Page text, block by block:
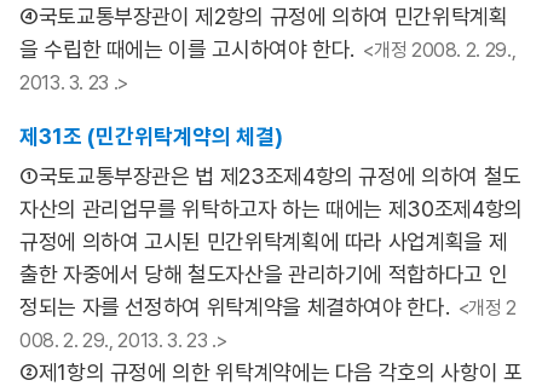
④국토교통부장관이 제2항의 규정에 의하여 민간위탁계획
을 수립한 때에는 이를 고시하여야 한다. <개정 2008. 2. 29.,
2013. 3. 23 .>
제31조 (민간위탁계약의 체결)
①국토교통부장관은 법 제23조제4항의 규정에 의하여 철도
자산의 관리업무를 위탁하고자 하는 때에는 제30조제4항의
규정에 의하여 고시된 민간위탁계획에 따라 사업계획을 제
출한 자중에서 당해 철도자산을 관리하기에 적합하다고 인
정되는 자를 선정하여 위탁계약을 체결하여야 한다. <개정 2
008. 2. 29., 2013. 3. 23 .>
②제1항의 규정에 의한 위탁계약에는 다음 각호의 사항이 포